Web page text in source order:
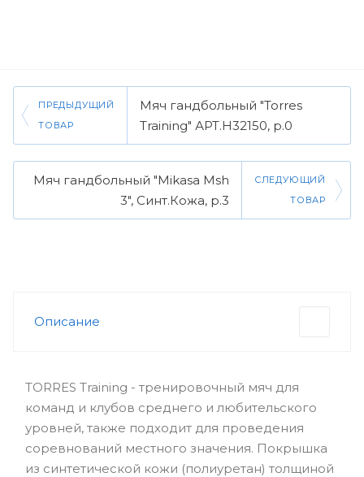
ПРЕДЫДУЩИЙ
ТОВАР
Мяч гандбольный "Torres
Training" АРТ.H32150, р.0
Мяч гандбольный "Mikasa Msh
3", Синт.Кожа, р.3
СЛЕДУЮЩИЙ
ТОВАР
Описание
TORRES Training - тренировочный мяч для
команд и клубов среднего и любительского
уровней, также подходит для проведения
соревнований местного значения. Покрышка
из синтетической кожи (полиуретан) толщиной